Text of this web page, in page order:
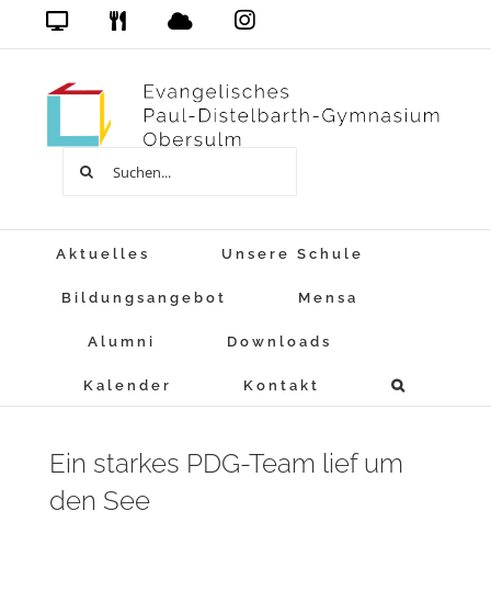
Inhalt
springen
Mensa PDG
Das
Instagram
Suche
Aktuelles Unsere Schule
Bildungsangebot Mensa
Alumni Downloads
Kalender Kontakt
Ein starkes PDG-Team lief um
den See